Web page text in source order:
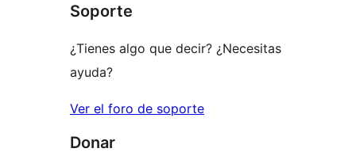
Soporte
¿Tienes algo que decir? ¿Necesitas
ayuda?
Ver el foro de soporte
Donar